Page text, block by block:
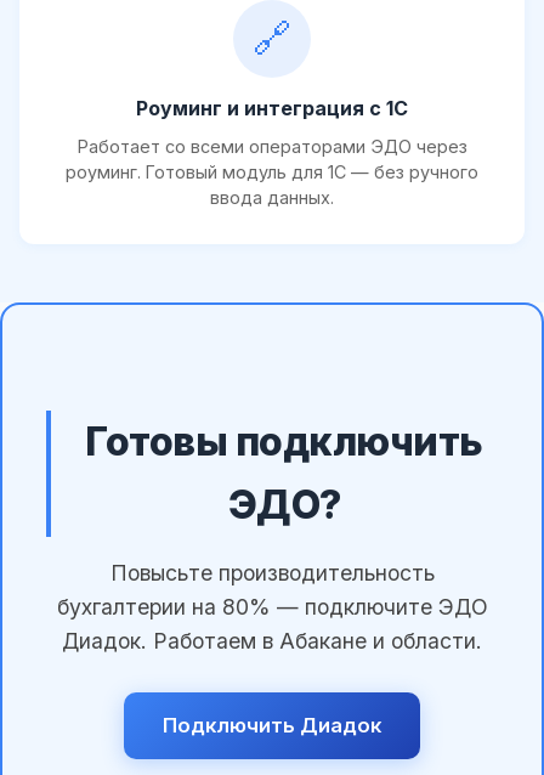
🔗
Роуминг и интеграция с 1С
Работает со всеми операторами ЭДО через
роуминг. Готовый модуль для 1С — без ручного
ввода данных.
Готовы подключить
ЭДО?
Повысьте производительность
бухгалтерии на 80% — подключите ЭДО
Диадок. Работаем в Абакане и области.
Подключить Диадок